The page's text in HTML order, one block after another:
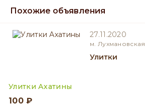
Похожие объявления
27.11.2020
м. Лухмановская
Улитки
Улитки Ахатины
100 ₽